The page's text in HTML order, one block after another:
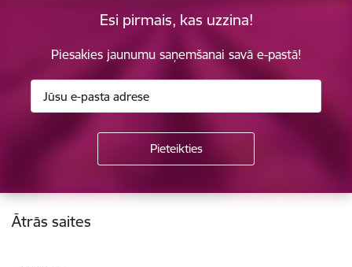
Esi pirmais, kas uzzina!
Piesakies jaunumu saņemšanai savā e-pastā!
Kājene
Ātrās saites